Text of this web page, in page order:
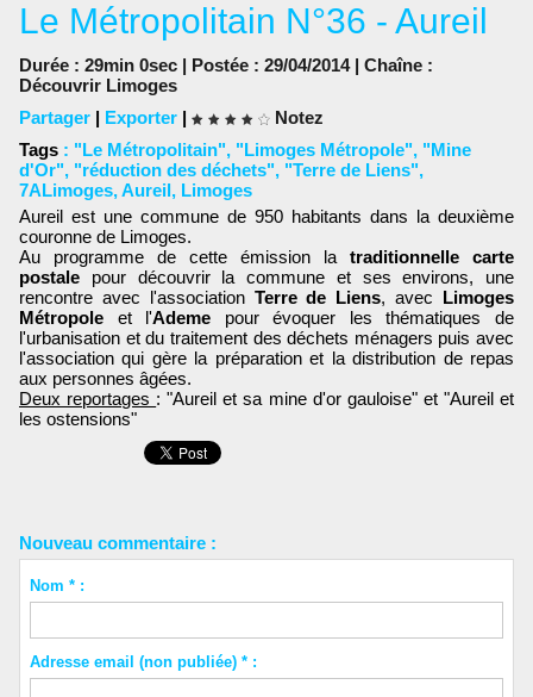
Le Métropolitain N°36 - Aureil
Durée : 29min 0sec | Postée : 29/04/2014 | Chaîne :
Découvrir Limoges
Partager | Exporter |
Notez
Tags : "Le Métropolitain", "Limoges Métropole", "Mine
d'Or", "réduction des déchets", "Terre de Liens",
7ALimoges,Aureil, Limoges
Aureil est une commune de 950 habitants dans la deuxième
couronne de Limoges.
Au programme de cette émission la traditionnelle carte
postale pour découvrir la commune et ses environs, une
rencontre avec l'association Terre de Liens, avec Limoges
Métropole et l'Ademe pour évoquer les thématiques de
l'urbanisation et du traitement des déchets ménagers puis avec
l'association qui gère la préparation et la distribution de repas
aux personnes âgées.
Deux reportages : "Aureil et sa mine d'or gauloise" et "Aureil et
les ostensions"
Nouveau commentaire :
Nom * :
Adresse email (non publiée) * :